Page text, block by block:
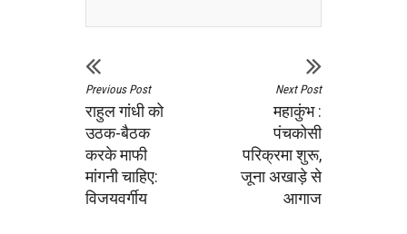
Previous Post
राहुल गांधी को
उठक-बैठक
करके माफी
मांगनी चाहिए:
विजयवर्गीय
Next Post
महाकुंभ :
पंचकोसी
परिक्रमा शुरू,
जूना अखाड़े से
आगाज